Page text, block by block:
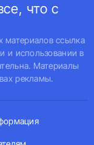
что с
материалов ссылка
и использовании в
Материалы
рекламы.